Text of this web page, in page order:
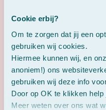
Cookie erbij?
Om te zorgen dat jij een
gebruiken wij cookies.
Hiermee kunnen wij, en
anoniem!) ons
gebruiken wij deze info
Door op OK te klikken help
Meer weten over ons wat
onderbouwde en
hormoonvrije
ondersteuning.